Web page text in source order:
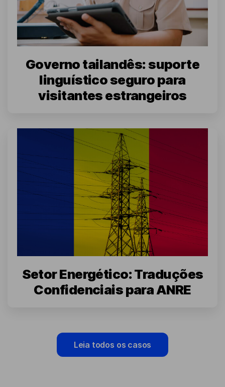
Governo tailandês: suporte
linguístico seguro para
visitantes estrangeiros
Setor Energético: Traduções
Confidenciais para ANRE
Leia todos os casos